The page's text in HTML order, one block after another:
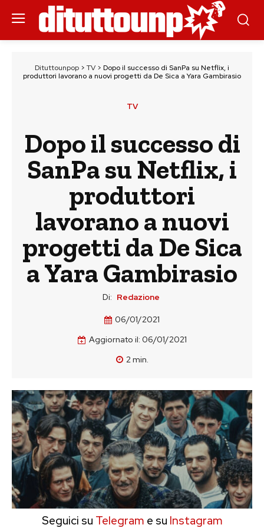
Dituttounpop > TV > Dopo il successo di SanPa su Netflix, i
produttori lavorano a nuovi progetti da De Sica a Yara Gambirasio
TV
Dopo il successo di
SanPa su Netflix, i
produttori
lavorano a nuovi
progetti da De Sica
a Yara Gambirasio
Di: Redazione
06/01/2021
Aggiornato il: 06/01/2021
2min.
Seguici su Telegram e su Instagram